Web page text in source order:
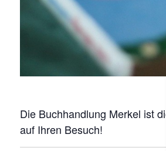
Die Buch­hand­lung Mer­kel ist
auf Ihren Besuch!